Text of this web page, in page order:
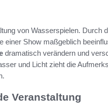
von Wasserspielen. Durch
Show maßgeblich
dramatisch verändern und
und Licht zieht die
Veranstaltung